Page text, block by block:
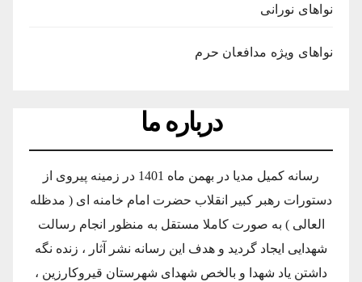
نواهای نورانی
نواهای ویژه مدافعان حرم
درباره ما
رسانه کمیل مدیا در بهمن ماه 1401 در زمینه پیروی از
دستورات رهبر کبیر انقلاب حضرت امام خامنه ای ( مدظله
العالی ) به صورت کاملا مستقل به منظور انجام رسالت
شهدایی ایجاد گردید و هدف این رسانه نشر آثار ، زنده نگه
داشتن یاد شهدا و بالخص شهدای شهرستان قیروکارزین ،